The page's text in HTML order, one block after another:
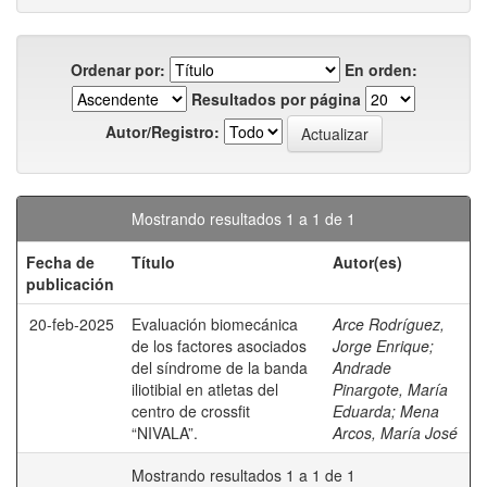
Ordenar por:
En orden:
Resultados por página
Autor/Registro:
Mostrando resultados 1 a 1 de 1
Fecha de
publicación
Título Autor(es)
20-feb-2025
Evaluación biomecánica
de los factores asociados
del síndrome de la banda
iliotibial en atletas del
centro de crossfit
“NIVALA”.
Arce Rodríguez,
Jorge Enrique;
Andrade
Pinargote, María
Eduarda; Mena
Arcos, María José
Mostrando resultados 1 a 1 de 1